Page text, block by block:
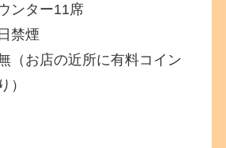
ター11席
禁煙
お店の近所に有料コイン
）